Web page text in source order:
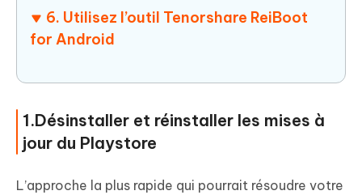
6. Utilisez l’outil Tenorshare ReiBoot
for Android
1.Désinstaller et réinstaller les mises à
jour du Playstore
L’approche la plus rapide qui pourrait résoudre votre